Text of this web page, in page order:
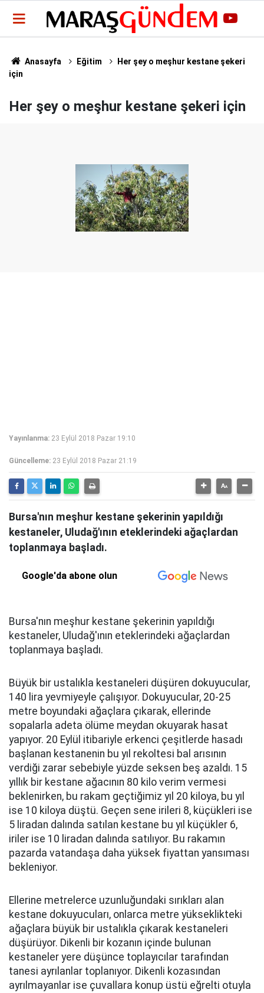
Anasayfa Eğitim
Her şey o meşhur kestane şekeri
için
Her şey o meşhur kestane şekeri için
Yayınlanma: 23 Eylül 2018 Pazar 19:10
Güncelleme: 23 Eylül 2018 Pazar 21:19
Bursa'nın meşhur kestane şekerinin yapıldığı
kestaneler, Uludağ'ının eteklerindeki ağaçlardan
toplanmaya başladı.
Google'da abone olun
Bursa'nın meşhur kestane şekerinin yapıldığı
kestaneler, Uludağ'ının eteklerindeki ağaçlardan
toplanmaya başladı.
Büyük bir ustalıkla kestaneleri düşüren dokuyucular,
140 lira yevmiyeyle çalışıyor. Dokuyucular, 20-25
metre boyundaki ağaçlara çıkarak, ellerinde
sopalarla adeta ölüme meydan okuyarak hasat
yapıyor. 20 Eylül itibariyle erkenci çeşitlerde hasadı
başlanan kestanenin bu yıl rekoltesi bal arısının
verdiği zarar sebebiyle yüzde seksen beş azaldı. 15
yıllık bir kestane ağacının 80 kilo verim vermesi
beklenirken, bu rakam geçtiğimiz yıl 20 kiloya, bu yıl
ise 10 kiloya düştü. Geçen sene irileri 8, küçükleri ise
5 liradan dalında satılan kestane bu yıl küçükler 6,
iriler ise 10 liradan dalında satılıyor. Bu rakamın
pazarda vatandaşa daha yüksek fiyattan yansıması
bekleniyor.
Ellerine metrelerce uzunluğundaki sırıkları alan
kestane dokuyucuları, onlarca metre yükseklikteki
ağaçlara büyük bir ustalıkla çıkarak kestaneleri
düşürüyor. Dikenli bir kozanın içinde bulunan
kestaneler yere düşünce toplayıcılar tarafından
tanesi ayrılanlar toplanıyor. Dikenli kozasından
ayrılmayanlar ise çuvallara konup üstü eğrelti otuyla